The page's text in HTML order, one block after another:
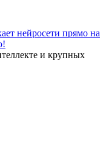
нейросети прямо на
и крупных